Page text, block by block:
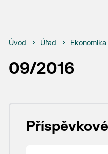
Úvod Úřad
09/2016